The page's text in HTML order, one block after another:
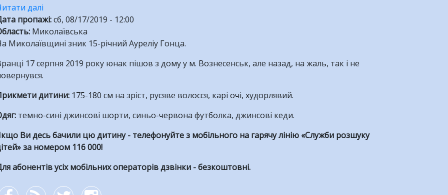
далі
Інформативний
матеріал
щодо
безвісти
дітей
пропажі: сб, 08/17/2019 - 12:00
: Миколаївська
Миколаївщині зник 15-річний Ауреліу Гонца.
17 серпня 2019 року юнак пішов з дому у м. Вознесенськ, але назад, на жаль, так і не
дитини:175-180 см на зріст, русяве волосся, карі очі, худорлявий.
темно-сині джинсові шорти, синьо-червона футболка, джинсові кеди.
Ви десь бачили цю дитину - телефонуйте з мобільного на гарячу лінію «Служби розшуку
за номером 116 000!
абонентів усіх мобільних операторів дзвінки - безкоштовні.